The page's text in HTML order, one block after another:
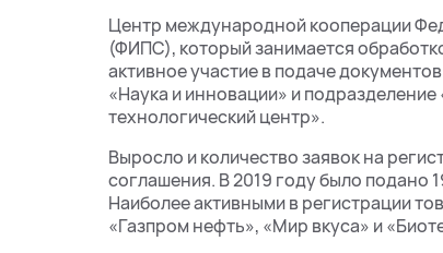
Центр международной кооперации
(ФИПС), который занимается
активное участие в подаче
«Наука и инновации» и
технологический центр».
Выросло и количество заявок на
соглашения. В 2019 году было подано
Наиболее активными в регистрации
«Газпром нефть», «Мир вкуса» и